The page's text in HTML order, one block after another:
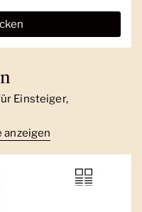
Einsteiger,
anzeigen